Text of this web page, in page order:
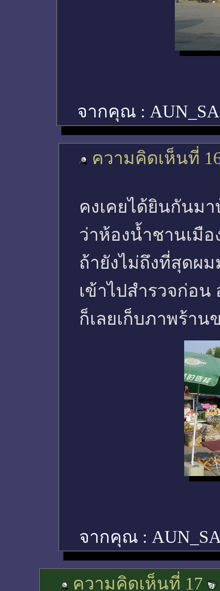
จากคุณ :
ความคิดเห็นที่
คงเคยได้ยินกันม
ว่าห้องน้ำชานเมือ
ถ้ายังไม่ถึงที่สุดผ
เข้าไปสำรวจก่อน
ก็เลยเก็บภาพร้า
จากคุณ :
ความคิดเห็นที่ 17